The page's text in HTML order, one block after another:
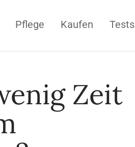
Pflege Kaufen Tests
Zeit